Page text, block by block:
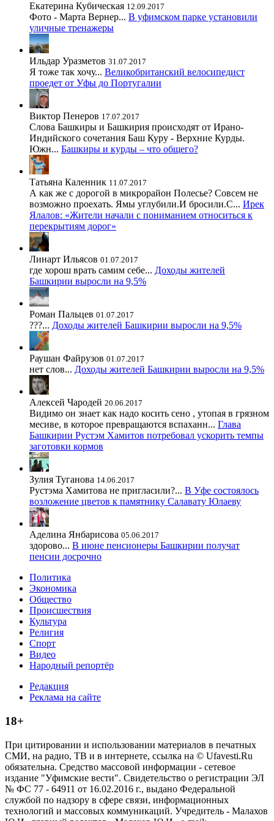
Екатерина Кубическая 12.09.2017
Фото - Марта Вернер... В уфимском парке установили
уличные тренажеры
Ильдар Уразметов 31.07.2017
Я тоже так хочу... Великобританский велосипедист
проедет от Уфы до Португалии
Виктор Пенеров 17.07.2017
Слова Башкиры и Башкирия происходят от Ирано-
Индийского сочетания Баш Куру - Верхние Курды.
Южн... Башкиры и курды – что общего?
Татьяна Каленник 11.07.2017
А как же с дорогой в микрорайон Полесье? Совсем не
возможно проехать. Ямы углубили.И бросили.С... Ирек
Ялалов: «Жители начали с пониманием относиться к
перекрытиям дорог»
Линарт Ильясов 01.07.2017
где хорош врать самим себе... Доходы жителей
Башкирии выросли на 9,5%
Роман Пальцев 01.07.2017
???... Доходы жителей Башкирии выросли на 9,5%
Раушан Файрузов 01.07.2017
нет слов... Доходы жителей Башкирии выросли на 9,5%
Алексей Чародей 20.06.2017
Видимо он знает как надо косить сено , утопая в грязном
месиве, в которое превращаются вспаханн... Глава
Башкирии Рустэм Хамитов потребовал ускорить темпы
заготовки кормов
Зулия Туганова 14.06.2017
Рустэма Хамитова не пригласили?... В Уфе состоялось
возложение цветов к памятнику Салавату Юлаеву
Аделина Янбарисова 05.06.2017
здорово... В июне пенсионеры Башкирии получат
пенсии досрочно
Политика
Экономика
Общество
Происшествия
Культура
Религия
Спорт
Видео
Народный репортёр
Редакция
Реклама на сайте
18+
При цитировании и использовании материалов в печатных
СМИ, на радио, ТВ и в интернете, ссылка на © Ufavesti.Ru
обязательна. Средство массовой информации - сетевое
издание "Уфимские вести". Свидетельство о регистрации ЭЛ
№ ФС 77 - 64911 от 16.02.2016 г., выдано Федеральной
службой по надзору в сфере связи, информационных
технологий и массовых коммуникаций. Учредитель - Малахов